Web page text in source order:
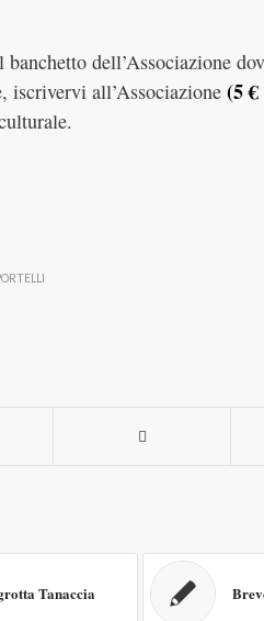
dell’Associazione
iscrivervi all’Associazione (5
Tanaccia